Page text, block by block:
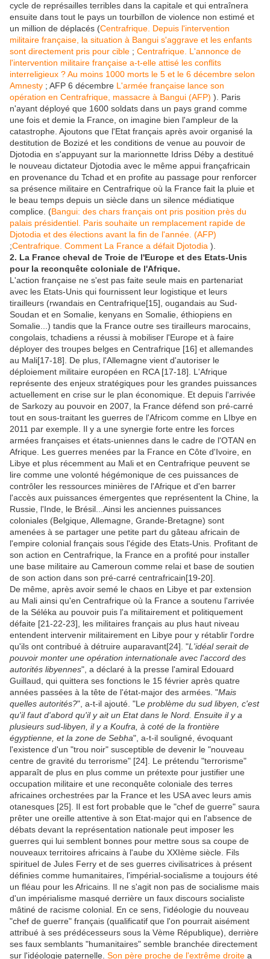
cycle de représailles terribles dans la capitale et qui entraînera
ensuite dans tout le pays un tourbillon de violence non estimé et
un million de déplacés (Centrafrique. Depuis l'intervention
militaire française, la situation à Bangui s'aggrave et les enfants
sont directement pris pour cible ; Centrafrique. L'annonce de
l'intervention militaire française a-t-elle attisé les conflits
interreligieux ? Au moins 1000 morts le 5 et le 6 décembre selon
Amnesty ; AFP 6 décembre L'armée française lance son
opération en Centrafrique, massacre à Bangui (AFP) ). Paris
n'ayant déployé que 1600 soldats dans un pays grand comme
une fois et demie la France, on imagine bien l'ampleur de la
catastrophe. Ajoutons que l'Etat français après avoir organisé la
destitution de Bozizé et les conditions de venue au pouvoir de
Djotodia en s'appuyant sur la marionnette Idriss Déby a destitué
le nouveau dictateur Djotodia avec le même appui françafricain
en provenance du Tchad et en profite au passage pour renforcer
sa présence militaire en Centrafrique où la France fait la pluie et
le beau temps depuis un siècle dans un silence médiatique
complice. (Bangui: des chars français ont pris position près du
palais présidentiel. Paris souhaite un remplacement rapide de
Djotodia et des élections avant la fin de l'année. (AFP)
;Centrafrique. Comment La France a défait Djotodia ).
2. La France cheval de Troie de l'Europe et des Etats-Unis
pour la reconquête coloniale de l'Afrique.
L'action française ne s'est pas faite seule mais en partenariat
avec les Etats-Unis qui fournissent leur logistique et leurs
tirailleurs (rwandais en Centrafrique[15], ougandais au Sud-
Soudan et en Somalie, kenyans en Somalie, éthiopiens en
Somalie...) tandis que la France outre ses tirailleurs marocains,
congolais, tchadiens a réussi à mobiliser l'Europe et à faire
déployer des troupes belges en Centrafrique [16] et allemandes
au Mali[17-18]. De plus, l'Allemagne vient d'autoriser le
déploiement militaire européen en RCA [17-18]. L'Afrique
représente des enjeux stratégiques pour les grandes puissances
actuellement en crise sur le plan économique. Et depuis l'arrivée
de Sarkozy au pouvoir en 2007, la France défend son pré-carré
tout en sous-traitant les guerres de l'Africom comme en LIbye en
2011 par exemple. Il y a une synergie forte entre les forces
armées françaises et états-uniennes dans le cadre de l'OTAN en
Afrique. Les guerres menées par la France en Côte d'Ivoire, en
Libye et plus récemment au Mali et en Centrafrique peuvent se
lire comme une volonté hégémonique de ces puissances de
contrôler les ressources minières de l'Afrique et d'en barrer
l'accès aux puissances émergentes que représentent la Chine, la
Russie, l'Inde, le Brésil...Ainsi les anciennes puissances
coloniales (Belgique, Allemagne, Grande-Bretagne) sont
amenées à se partager une petite part du gâteau africain de
l'empire colonial français sous l'égide des Etats-Unis. Profitant de
son action en Centrafrique, la France en a profité pour installer
une base militaire au Cameroun comme relai et base de soutien
de son action dans son pré-carré centrafricain[19-20].
De même, après avoir semé le chaos en Libye et par extension
au Mali ainsi qu'en Centrafrique où la France a soutenu l'arrivée
de la Séléka au pouvoir puis l'a militairement et politiquement
défaite [21-22-23], les militaires français au plus haut niveau
entendent intervenir militairement en Libye pour y rétablir l'ordre
qu'ils ont contribué à détruire auparavant[24]. "L'idéal serait de
pouvoir monter une opération internationale avec l'accord des
autorités libyennes", a déclaré à la presse l'amiral Edouard
Guillaud, qui quittera ses fonctions le 15 février après quatre
années passées à la tête de l'état-major des armées. "Mais
quelles autorités?", a-t-il ajouté. "L e problème du sud libyen, c'est
qu'il faut d'abord qu'il y ait un Etat dans le Nord. Ensuite il y a
plusieurs sud-libyen, il y a Koufra, à coté de la frontière
égyptienne, et la zone de Sebha", a-t-il souligné, évoquant
l'existence d'un "trou noir" susceptible de devenir le "nouveau
centre de gravité du terrorisme" [24]. Le prétendu "terrorisme"
apparaît de plus en plus comme un prétexte pour justifier une
occupation militaire et une reconquête coloniale des terres
africaines orchestrées par la France et les USA avec leurs amis
otanesques [25]. Il est fort probable que le "chef de guerre" saura
prêter une oreille attentive à son Etat-major qui en l'absence de
débats devant la représentation nationale peut imposer les
guerres qui lui semblent bonnes pour mettre sous sa coupe de
nouveaux territoires africains à l'aube du XXIème siècle. Fils
spirituel de Jules Ferry et de ses guerres civilisatrices à présent
définies comme humanitaires, l'impérial-socialisme a toujours été
un fléau pour les Africains. Il ne s'agit non pas de socialisme mais
d'un impérialisme masqué derrière un faux discours socialiste
mâtiné de racisme colonial. En ce sens, l'idéologie du nouveau
"chef de guerre" français (qualificatif que l'on pourrait aisément
attribué à ses prédécesseurs sous la Vème République), derrière
ses faux semblants "humanitaires" semble branchée directement
sur l'idéologie paternelle. Son père proche de l'extrême droite a